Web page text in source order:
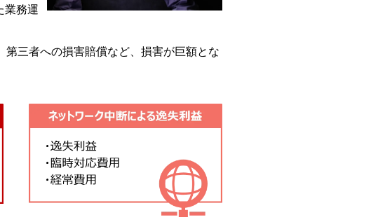
業務運
三者への損害賠償など、損害が巨額とな